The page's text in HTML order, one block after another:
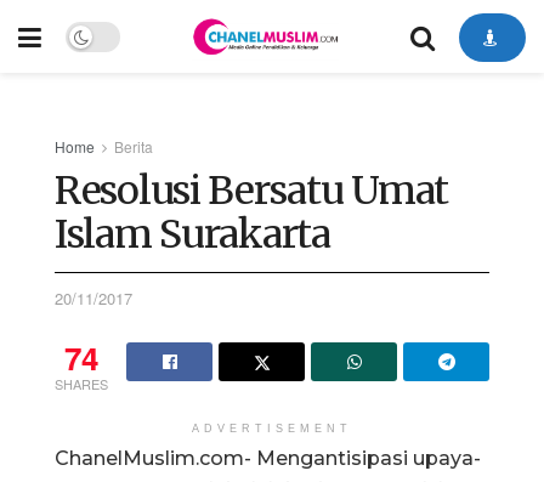
Home Berita
Resolusi Bersatu Umat
Islam Surakarta
20/11/2017
74
SHARES
ADVERTISEMENT
ChanelMuslim.com- Mengantisipasi upaya-